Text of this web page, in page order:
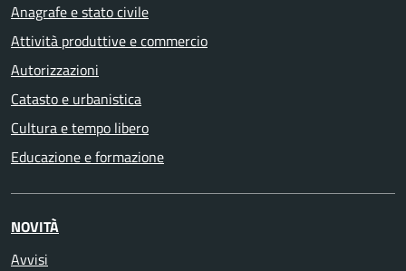
Anagrafe e stato civile
Attività produttive e commercio
Autorizzazioni
Catasto e urbanistica
Cultura e tempo libero
Educazione e formazione
NOVITÀ
Avvisi